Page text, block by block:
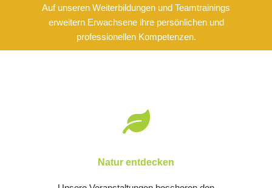
Auf unseren Weiterbildungen und Teamtrainings
erweitern Erwachsene ihre persönlichen und
professionellen Kompetenzen.
Natur entdecken